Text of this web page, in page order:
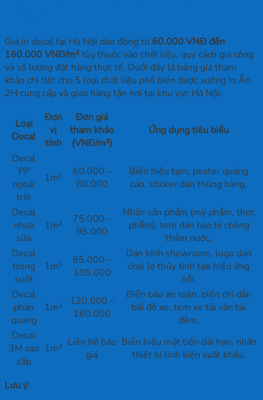
Giá in decal tại Hà Nội dao động từ60.000 VNĐ đến
160.000 VNĐ/m²tùy thuộc vào chất liệu, quy cách gia công
và số lượng đặt hàng thực tế. Dưới đây là bảng giá tham
khảo chi tiết cho 5 loại chất liệu phổ biến được xưởng In Ấn
2H cung cấp và giao hàng tận nơi tại khu vực Hà Nội:
Loại
Decal
Đơn
vị
tính
Đơn giá
tham khảo
(VNĐ/m²)
Ứng dụng tiêu biểu
Decal
PP
ngoài
trời
1m²
60.000 –
80.000
Biển hiệu tạm, poster quảng
cáo, sticker dán thùng hàng.
Decal
nhựa
sữa
1m²
75.000 –
95.000
Nhãn sản phẩm (mỹ phẩm, thực
phẩm), tem dán bao bì chống
thấm nước.
Decal
trong
suốt
1m²
85.000 –
105.000
Dán kính showroom, logo dán
chai lọ thủy tinh tạo hiệu ứng
nổi.
Decal
phản
quang
1m²
120.000 –
160.000
Biển báo an toàn, biển chỉ dẫn
bãi đỗ xe, tem xe tải vận tải
đêm.
Decal
3M cao
cấp
1m² Liên hệ báo
giá
Biển hiệu mặt tiền dài hạn, nhãn
thiết bị linh kiện xuất khẩu.
Lưu ý: